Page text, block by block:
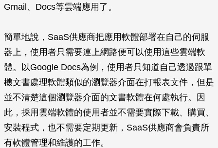
Gmail、Docs等雲端應用了。
簡單地說，SaaS供應商把應用軟體部署在自己的伺服
器上，使用者只需要連上網路便可以使用這些雲端軟
體。以Google Docs為例，使用者只知道自己透過跟單
機文書處理軟體類似的瀏覽器介面在打報表文件，但是
並不清楚這個瀏覽器介面的文書軟體在何處執行。因
此，採用雲端軟體的使用者並不需要實際下載、購買、
安裝程式，也不需要定期更新，SaaS供應商會負責所
有軟體管理和維護的工作。